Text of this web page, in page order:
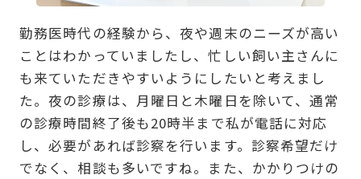
勤務医時代の経験から、夜や週末のニーズが高い
ことはわかっていましたし、忙しい飼い主さんに
も来ていただきやすいようにしたいと考えまし
た。夜の診療は、月曜日と木曜日を除いて、通常
の診療時間終了後も20時半まで私が電話に対応
し、必要があれば診察を行います。診察希望だけ
でなく、相談も多いですね。また、かかりつけの